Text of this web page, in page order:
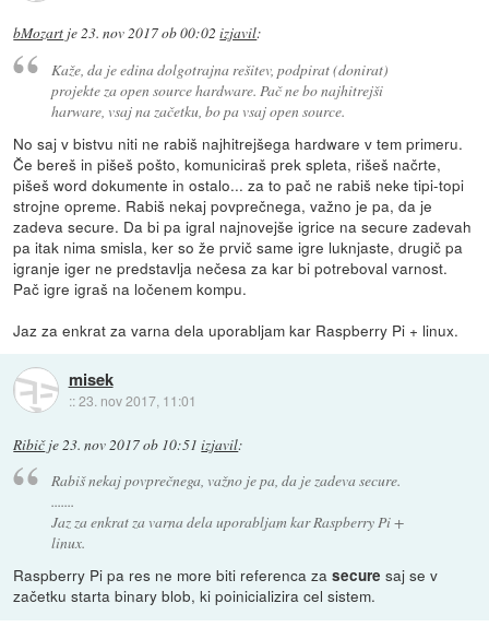
bMozart je23. nov 2017 ob 00:02 izjavil:
Kaže, da je edina dolgotrajna rešitev, podpirat (donirat)
projekte za open source hardware. Pač ne bo najhitrejši
harware, vsaj na začetku, bo pa vsaj open source.
No saj v bistvu niti ne rabiš najhitrejšega hardware v tem primeru.
Če bereš in pišeš pošto, komuniciraš prek spleta, rišeš načrte,
pišeš word dokumente in ostalo... za to pač ne rabiš neke tipi-topi
strojne opreme. Rabiš nekaj povprečnega, važno je pa, da je
zadeva secure. Da bi pa igral najnovejše igrice na secure zadevah
pa itak nima smisla, ker so že prvič same igre luknjaste, drugič pa
igranje iger ne predstavlja nečesa za kar bi potreboval varnost.
Pač igre igraš na ločenem kompu.
Jaz za enkrat za varna dela uporabljam kar Raspberry Pi + linux.
misek
::23. nov 2017, 11:01
Ribičje23. nov 2017 ob 10:51 izjavil:
Rabiš nekaj povprečnega, važno je pa, da je zadeva secure.
.......
Jaz za enkrat za varna dela uporabljam kar Raspberry Pi +
linux.
Raspberry Pi pa res ne more biti referenca zasecure saj se v
začetku starta binary blob, ki poinicializira cel sistem.